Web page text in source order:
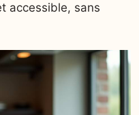
accessible, sans